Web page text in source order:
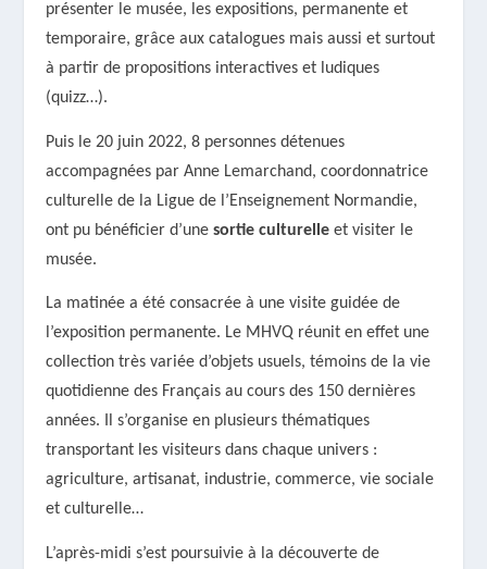
présenter le musée, les expositions, permanente et
temporaire, grâce aux catalogues mais aussi et surtout
à partir de propositions interactives et ludiques
(quizz…).
Puis le 20 juin 2022, 8 personnes détenues
accompagnées par Anne Lemarchand, coordonnatrice
culturelle de la Ligue de l’Enseignement Normandie,
ont pu bénéficier d’unesortie culturelle et visiter le
musée.
La matinée a été consacrée à une visite guidée de
l’exposition permanente. Le MHVQ réunit en effet une
collection très variée d’objets usuels, témoins de la vie
quotidienne des Français au cours des 150 dernières
années. Il s’organise en plusieurs thématiques
transportant les visiteurs dans chaque univers :
agriculture, artisanat, industrie, commerce, vie sociale
et culturelle…
L’après-midi s’est poursuivie à la découverte de